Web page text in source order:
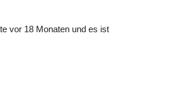
vor 18 Monaten und es ist